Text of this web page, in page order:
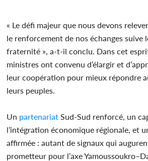
« Le défi majeur que nous devons
le renforcement de nos échanges suive
fraternité », a-t-il conclu. Dans cet
ministres ont convenu d’élargir et
leur coopération pour mieux répondre
leurs peuples.
Un partenariat Sud-Sud renforcé, un
l’intégration économique régionale, et
affirmée : autant de signaux qui
prometteur pour l’axe